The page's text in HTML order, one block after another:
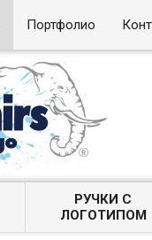
Портфолио
РУЧКИ С
ЛОГОТИПОМ